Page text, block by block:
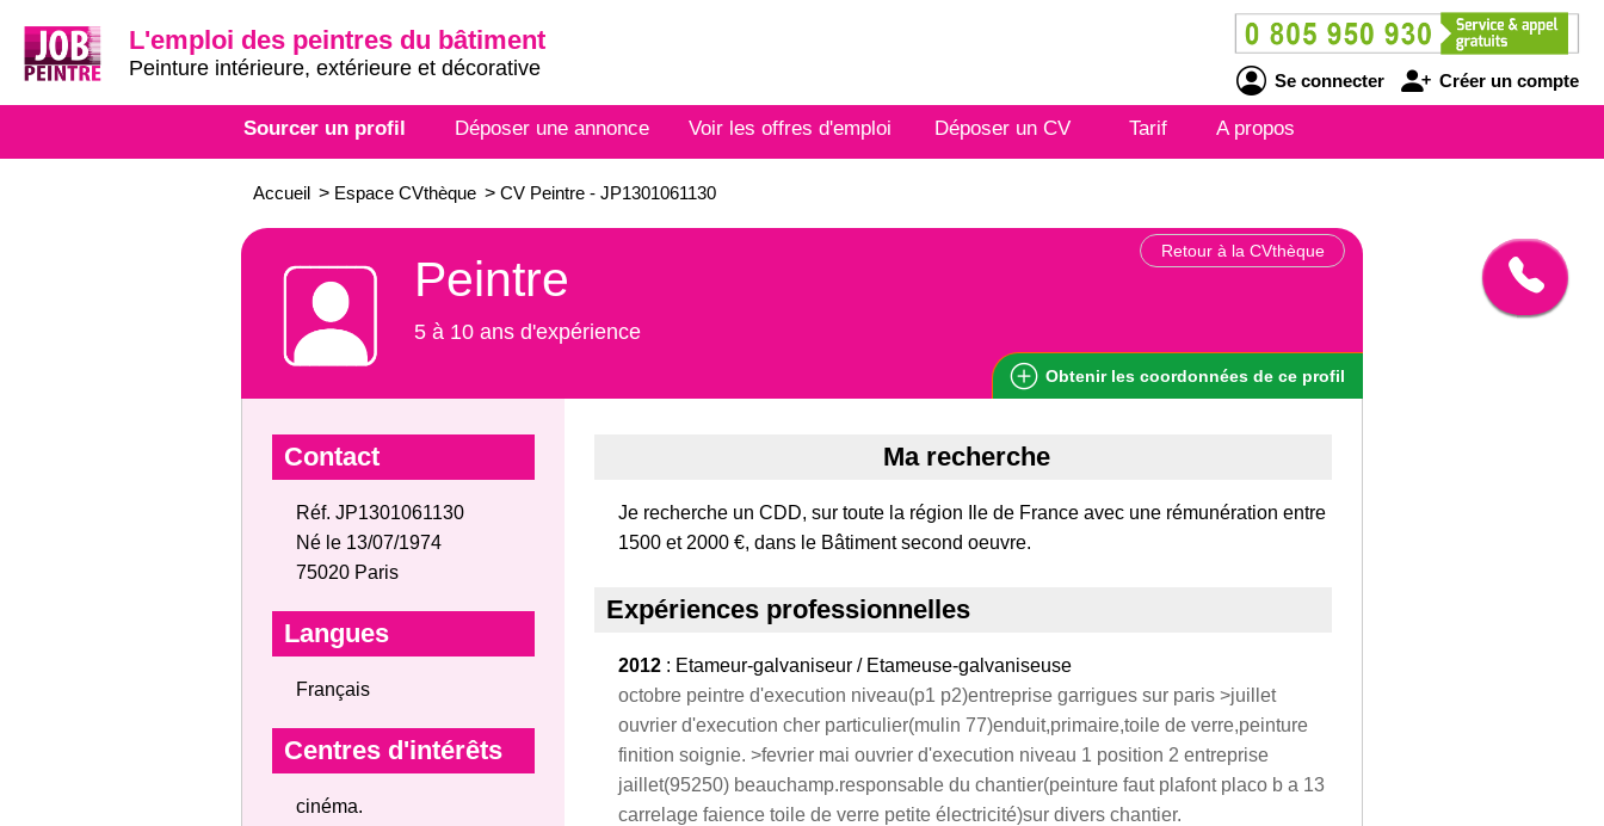
L'emploi des peintres du bâtiment
Peinture intérieure, extérieure et décorative
Se connecter Créer un compte
Sourcer un profil Déposer une annonce Voir les offres d'emploi Déposer un CV Tarif A propos
Accueil > Espace CVthèque > CV Peintre - JP1301061130
Retour à la CVthèque
Peintre
5 à 10 ans d'expérience
Obtenir les coordonnées de ce profil
Contact
Réf. JP1301061130
Né le 13/07/1974
75020 Paris
Langues
Français
Centres d'intérêts
cinéma.
Ma recherche
Je recherche un CDD, sur toute la région Ile de France avec une rémunération entre
1500 et 2000 €, dans le Bâtiment second oeuvre.
Expériences professionnelles
2012 : Etameur-galvaniseur / Etameuse-galvaniseuse
octobre peintre d'execution niveau(p1 p2)entreprise garrigues sur paris >juillet
ouvrier d'execution cher particulier(mulin 77)enduit,primaire,toile de verre,peinture
finition soignie. >fevrier mai ouvrier d'execution niveau 1 position 2 entreprise
jaillet(95250) beauchamp.responsable du chantier(peinture faut plafont placo b a 13
carrelage faience toile de verre petite électricité)sur divers chantier.